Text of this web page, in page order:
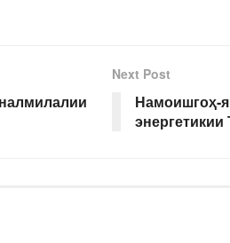
Next Post
Намоишгоҳ-